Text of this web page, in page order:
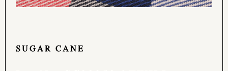
SUGAR CANE